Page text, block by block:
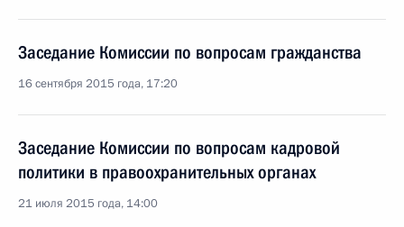
Заседание Комиссии по вопросам гражданства
16 сентября 2015 года, 17:20
Заседание Комиссии по вопросам кадровой
политики в правоохранительных органах
21 июля 2015 года, 14:00